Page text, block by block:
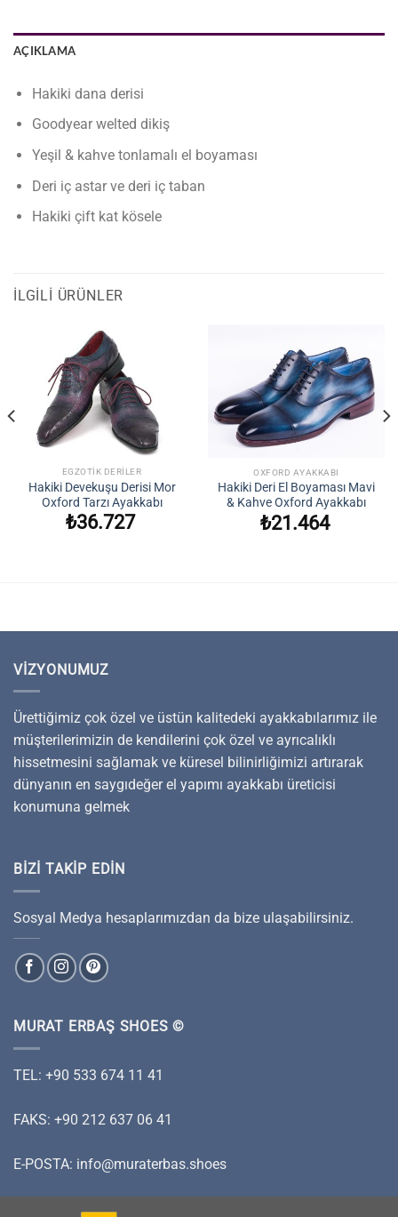
AÇIKLAMA
Hakiki dana derisi
Goodyear welted dikiş
Yeşil & kahve tonlamalı el boyaması
Deri iç astar ve deri iç taban
Hakiki çift kat kösele
İLGILI ÜRÜNLER
EGZOTIK DERILER
Hakiki Devekuşu Derisi Mor
Oxford Tarzı Ayakkabı
₺36.727
OXFORD AYAKKABI
Hakiki Deri El Boyaması Mavi
& Kahve Oxford Ayakkabı
₺21.464
VIZYONUMUZ
Ürettiğimiz çok özel ve üstün kalitedeki ayakkabılarımız ile
müşterilerimizin de kendilerini çok özel ve ayrıcalıklı
hissetmesini sağlamak ve küresel bilinirliğimizi artırarak
dünyanın en saygıdeğer el yapımı ayakkabı üreticisi
konumuna gelmek
BIZI TAKIP EDIN
Sosyal Medya hesaplarımızdan da bize ulaşabilirsiniz.
MURAT ERBAŞ SHOES ©
TEL: +90 533 674 11 41
FAKS: +90 212 637 06 41
E-POSTA: info@muraterbas.shoes